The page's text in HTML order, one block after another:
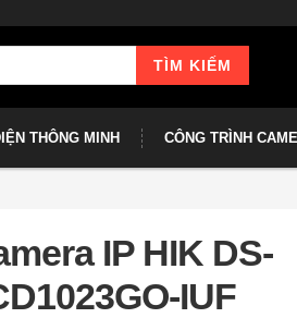
TÌM KIẾM
THÔNG MINH CÔNG TRÌNH
IP HIK DS-
IUF